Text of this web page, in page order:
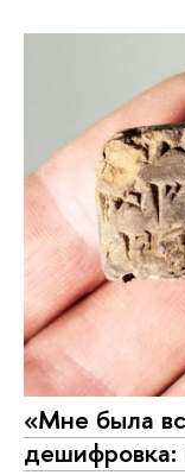
«Мне была
дешифровка: